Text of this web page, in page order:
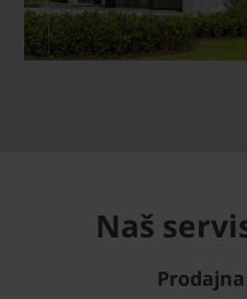
Naš